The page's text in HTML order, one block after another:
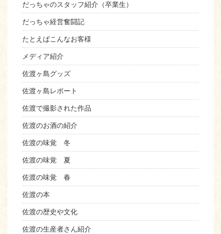
だっちゃのスタッフ紹介（卒業生）
だっちゃ経営奮闘記
たとえばこんなお客様
メディア紹介
佐渡ヶ島グッズ
佐渡ヶ島レポート
佐渡で撮影された作品
佐渡のお酒の紹介
佐渡の味覚 冬
佐渡の味覚 夏
佐渡の味覚 春
佐渡の本
佐渡の歴史や文化
佐渡の生産者さん紹介